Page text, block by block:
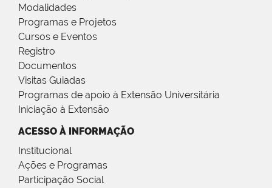
Modalidades
Programas e Projetos
Cursos e Eventos
Registro
Documentos
Visitas Guiadas
Programas de apoio à Extensão Universitária
Iniciação à Extensão
ACESSO À INFORMAÇÃO
Institucional
Ações e Programas
Participação Social